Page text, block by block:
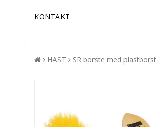
KONTAKT
HÄST SR borste med plastborst